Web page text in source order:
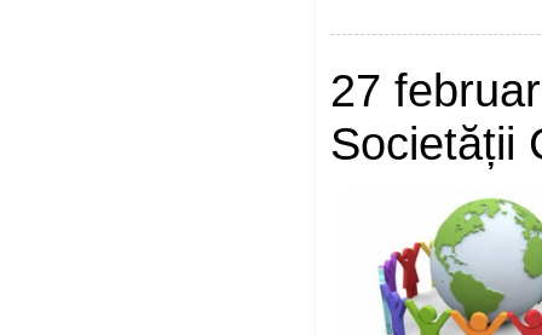
27
Societății